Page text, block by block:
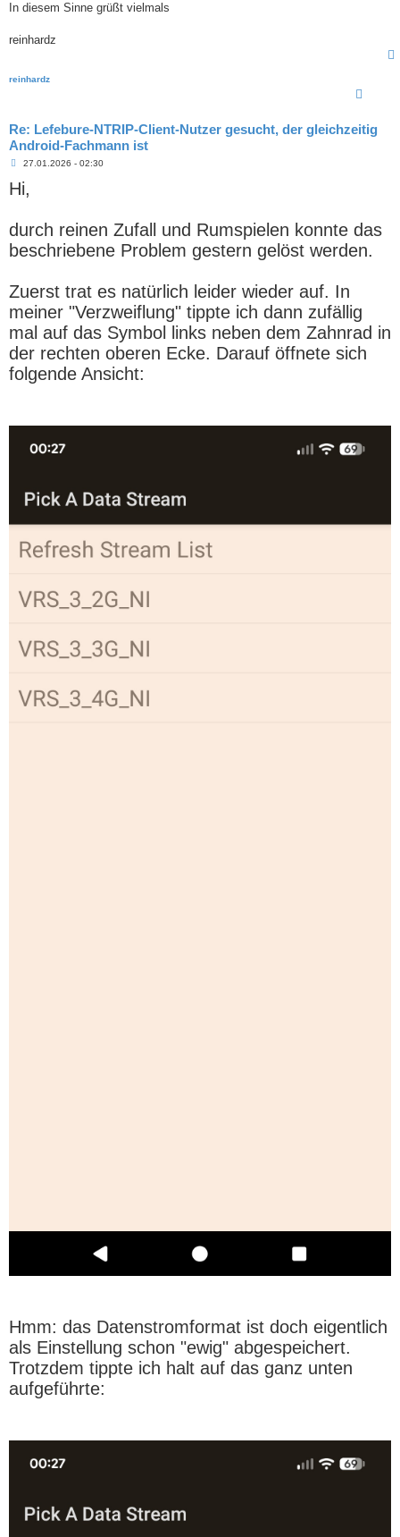
In diesem Sinne grüßt vielmals
reinhardz
reinhardz
Re: Lefebure-NTRIP-Client-Nutzer gesucht, der gleichzeitig
Android-Fachmann ist
B
i
t
g
27.01.2026 - 02:30
Hi,
durch reinen Zufall und Rumspielen konnte das
beschriebene Problem gestern gelöst werden.
Zuerst trat es natürlich leider wieder auf. In
meiner "Verzweiflung" tippte ich dann zufällig
mal auf das Symbol links neben dem Zahnrad in
der rechten oberen Ecke. Darauf öffnete sich
folgende Ansicht:
Hmm: das Datenstromformat ist doch eigentlich
als Einstellung schon "ewig" abgespeichert.
Trotzdem tippte ich halt auf das ganz unten
aufgeführte: